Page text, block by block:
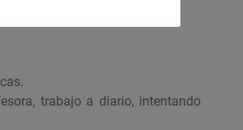
trabajo a diario, intentando